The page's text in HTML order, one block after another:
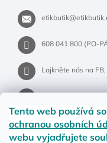
Tento web používá
ochranou osobních
webu vyjadřujete
etikbutik@
608 041 800 (PO-
Lajkněte nás na
etikbutik.cz